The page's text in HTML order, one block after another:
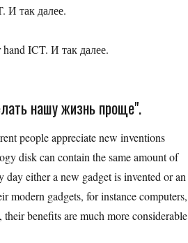
И так далее.
ICT. И так далее.
нашу жизнь проще".
people appreciate new inventions
disk can contain the same amount of
either a new gadget is invented or an
modern gadgets, for instance computers,
benefits are much more